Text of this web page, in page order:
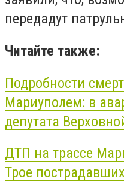
передадут
Читайте также:
Подробности
Мариуполем: в
депутата
ДТП на трассе
Трое